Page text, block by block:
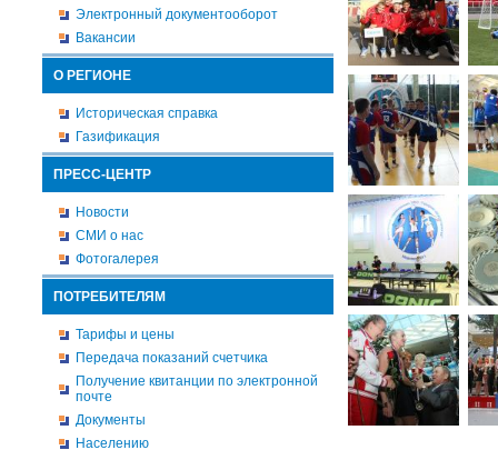
Электронный документооборот
Вакансии
О РЕГИОНЕ
Историческая справка
Газификация
ПРЕСС-ЦЕНТР
Новости
СМИ о нас
Фотогалерея
ПОТРЕБИТЕЛЯМ
Тарифы и цены
Передача показаний счетчика
Получение квитанции по электронной
почте
Документы
Населению